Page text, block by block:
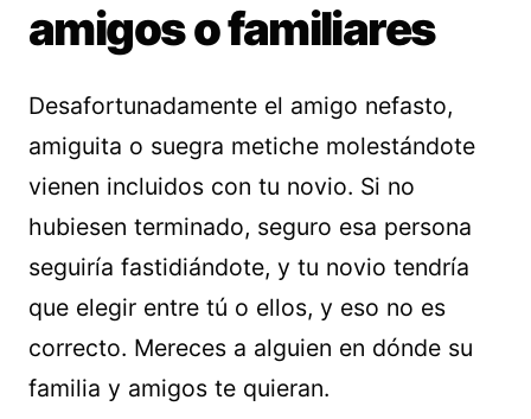
amigos o familiares
Desafortunadamente el amigo nefasto,
amiguita o suegra metiche molestándote
vienen incluidos con tu novio. Si no
hubiesen terminado, seguro esa persona
seguiría fastidiándote, y tu novio tendría
que elegir entre tú o ellos, y eso no es
correcto. Mereces a alguien en dónde su
familia y amigos te quieran.